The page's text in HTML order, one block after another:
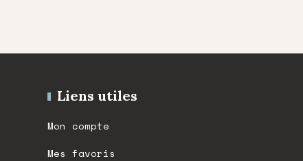
Liens utiles
Mon compte
Mes favoris